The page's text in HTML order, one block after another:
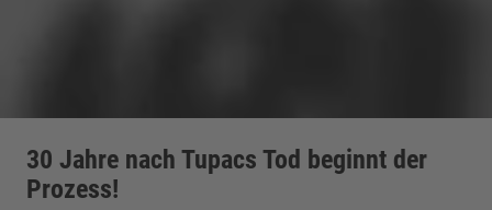
30 Jahre nach Tupacs Tod beginnt der
Prozess!